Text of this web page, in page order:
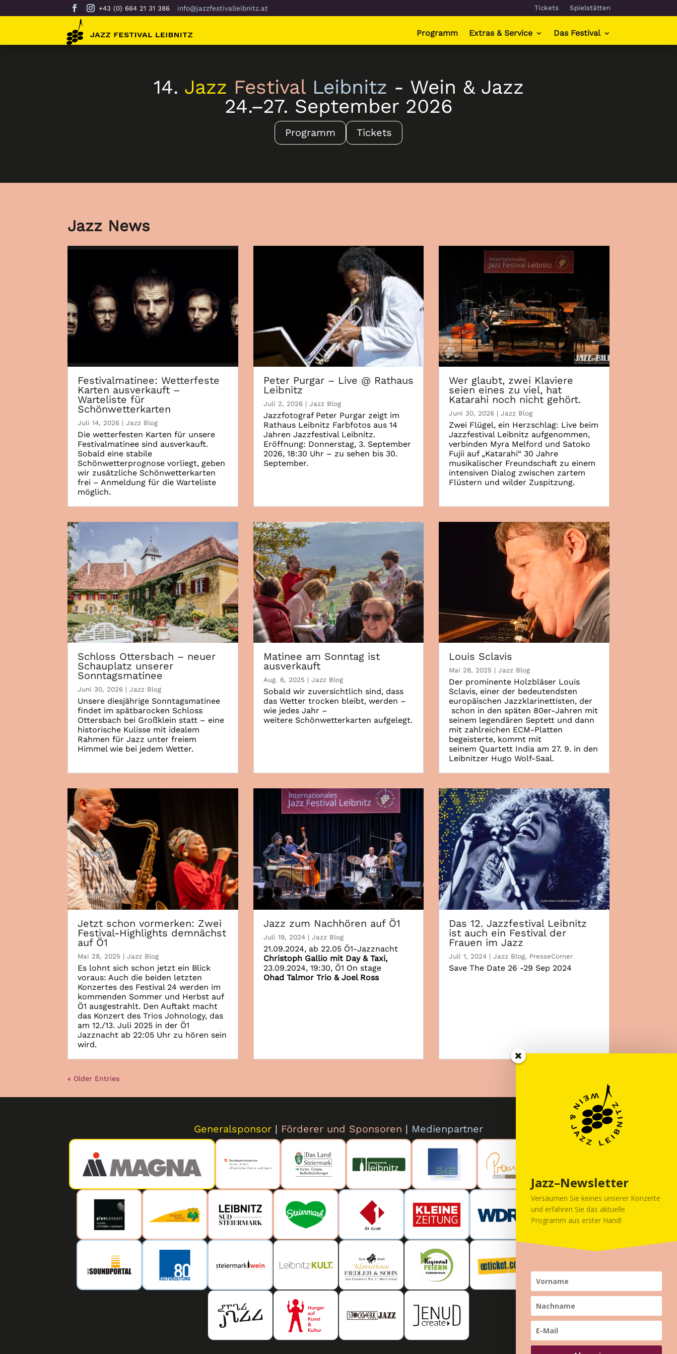
+43 (0) 664 21 31 386 info@jazzfestivalleibnitz.at Tickets Spielstätten
Programm Extras & Service Das Festival
14. Jazz Festival Leibnitz - Wein & Jazz
24.–27. September 2026
Programm Tickets
Jazz News
Festivalmatinee: Wetterfeste
Karten ausverkauft –
Warteliste für
Schönwetterkarten
Juli 14, 2026 |Jazz Blog
Die wetterfesten Karten für unsere
Festivalmatinee sind ausverkauft.
Sobald eine stabile
Schönwetterprognose vorliegt, geben
wir zusätzliche Schönwetterkarten
frei – Anmeldung für die Warteliste
möglich.
Peter Purgar – Live @ Rathaus
Leibnitz
Juli 2, 2026| Jazz Blog
Jazzfotograf Peter Purgar zeigt im
Rathaus Leibnitz Farbfotos aus 14
Jahren Jazzfestival Leibnitz.
Eröffnung: Donnerstag, 3. September
2026, 18:30 Uhr – zu sehen bis 30.
September.
Wer glaubt, zwei Klaviere
seien eines zu viel, hat
Katarahi noch nicht gehört.
Juni 30, 2026 |Jazz Blog
Zwei Flügel, ein Herzschlag: Live beim
Jazzfestival Leibnitz aufgenommen,
verbinden Myra Melford und Satoko
Fujii auf „Katarahi“ 30 Jahre
musikalischer Freundschaft zu einem
intensiven Dialog zwischen zartem
Flüstern und wilder Zuspitzung.
Schloss Ottersbach – neuer
Schauplatz unserer
Sonntagsmatinee
Juni 30, 2026 |Jazz Blog
Unsere diesjährige Sonntagsmatinee
findet im spätbarocken Schloss
Ottersbach bei Großklein statt – eine
historische Kulisse mit idealem
Rahmen für Jazz unter freiem
Himmel wie bei jedem Wetter.
Matinee am Sonntag ist
ausverkauft
Aug. 6, 2025 | Jazz Blog
Sobald wir zuversichtlich sind, dass
das Wetter trocken bleibt, werden –
wie jedes Jahr –
weitere Schönwetterkarten aufgelegt.
Louis Sclavis
Mai 28, 2025 |Jazz Blog
Der prominente Holzbläser Louis
Sclavis, einer der bedeutendsten
europäischen Jazzklarinettisten, der
schon in den späten 80er-Jahren mit
seinem legendären Septett und dann
mit zahlreichen ECM-Platten
begeisterte, kommt mit
seinem Quartett India am 27. 9. in den
Leibnitzer Hugo Wolf-Saal.
Jetzt schon vormerken: Zwei
Festival-Highlights demnächst
auf Ö1
Mai 28, 2025 |Jazz Blog
Es lohnt sich schon jetzt ein Blick
voraus: Auch die beiden letzten
Konzertes des Festival 24 werden im
kommenden Sommer und Herbst auf
Ö1 ausgestrahlt. Den Auftakt macht
das Konzert des Trios Johnology, das
am 12./13. Juli 2025 in der Ö1
Jazznacht ab 22:05 Uhr zu hören sein
wird.
Jazz zum Nachhören auf Ö1
Juli 19, 2024| Jazz Blog
21.09.2024, ab 22.05 Ö1-Jazznacht
Christoph Gallio mit Day & Taxi,
23.09.2024, 19:30, Ö1 On stage
Ohad Talmor Trio & Joel Ross
Das 12. Jazzfestival Leibnitz
ist auch ein Festival der
Frauen im Jazz
Juli 1, 2024 |Jazz Blog, PresseCorner
Save The Date 26 -29 Sep 2024
« Older Entries
Generalsponsor | Förderer und Sponsoren | Medienpartner
Jazz–Newsletter
Versäumen Sie keines unserer Konzerte
und erfahren Sie das aktuelle
Programm aus erster Hand!